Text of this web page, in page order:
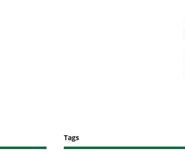
Tags